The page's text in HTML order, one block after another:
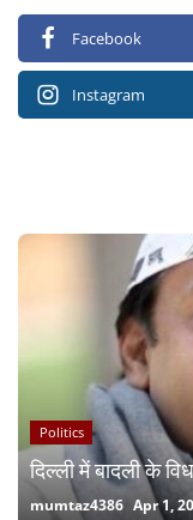
Facebook
Instagram
Politics
दिल्ली में बादली के
mumtaz4386 Apr 1,